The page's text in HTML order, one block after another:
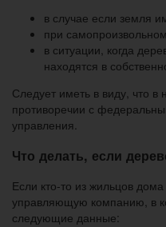
в случае если земля
при
в ситуации, когда
находятся в
Следует иметь в виду, что
противоречии с
управления.
Что делать, если
Если кто-то из жильцов
управляющую компанию, в
следующие данные: